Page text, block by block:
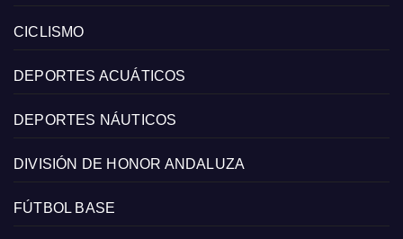
CICLISMO
DEPORTES ACUÁTICOS
DEPORTES NÁUTICOS
DIVISIÓN DE HONOR ANDALUZA
FÚTBOL BASE